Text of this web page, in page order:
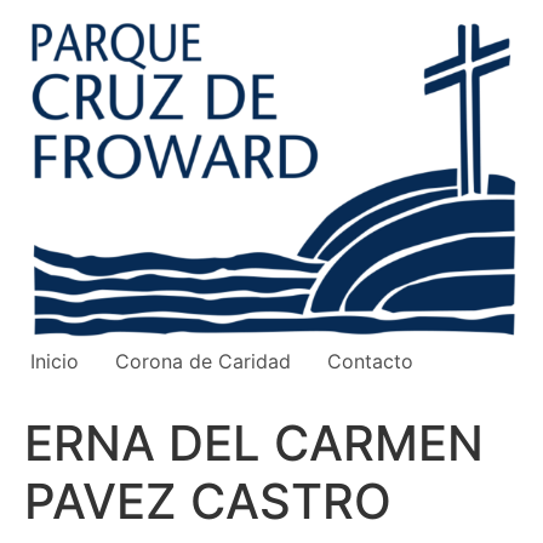
contenido
Inicio Corona de Caridad Contacto
ERNA DEL CARMEN
PAVEZ CASTRO